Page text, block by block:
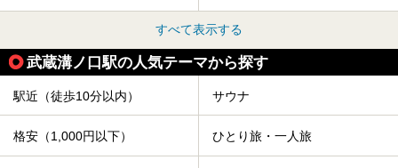
すべて表示する
武蔵溝ノ口駅の人気テーマから探す
駅近（徒歩10分以内） サウナ
格安（1,000円以下） ひとり旅・一人旅